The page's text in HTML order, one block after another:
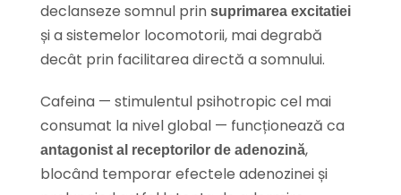
declanseze somnul prin suprimarea excitatiei
și a sistemelor locomotorii, mai degrabă
decât prin facilitarea directă a somnului.
Cafeina — stimulentul psihotropic cel mai
consumat la nivel global — funcționează ca
antagonist al receptorilor de adenozină,
blocând temporar efectele adenozinei și